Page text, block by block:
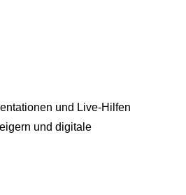
und Live-Hilfen
und digitale